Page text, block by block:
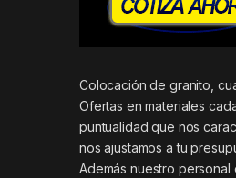
Colocación de granito,
Ofertas en materiales
puntualidad que nos
nos ajustamos a tu
Además nuestro